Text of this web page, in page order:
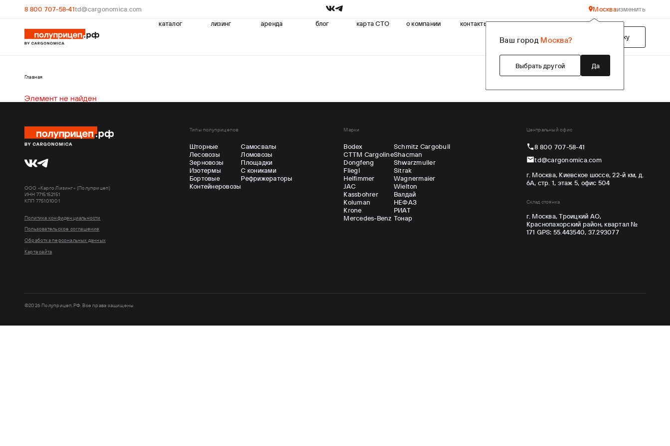
8 800 707-58-41td@cargonomica.com Москва
Ваш город Москва?
Выбрать другой Да
изменить
каталог
лизинг аренда блог карта СТО о компании
контакты
Подобрать технику
Главная
Элемент не найден
ООО «Карго Лизинг» (Полуприцеп)
ИНН 7715152151
КПП 775101001
Политика конфиденциальности
Пользовательское соглашение
Обработка персональных данных
Карта сайта
Типы полуприцепов
Шторные
Лесовозы
Зерновозы
Изотермы
Бортовые
Контейнеровозы
Самосвалы
Ломовозы
Площадки
С кониками
Рефрижераторы
Марки
Bodex
CTTM Cargoline
Dongfeng
Fliegl
Helfimmer
JAC
Kassbohrer
Koluman
Krone
Mercedes-Benz
Schmitz Cargobull
Shacman
Shwarzmuller
Sitrak
Wagnermaier
Wielton
Валдай
НЕФАЗ
РИАТ
Тонар
Центральный офис
8 800 707-58-41
td@cargonomica.com
г. Москва, Киевское шоссе, 22-й км, д.
6А, стр. 1, этаж 5, офис 504
Склад стоянка
г. Москва, Троицкий АО,
Краснопахорский район, квартал №
171 GPS: 55.443540, 37.293077
©2026 Полуприцеп.РФ. Все права защищены